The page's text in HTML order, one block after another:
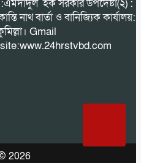
:এমদাদুল হক সরকার উপদেষ্টা(২) :
নাথ বার্তা ও বানিজ্যিক কার্যালয়:
Gmail
2026